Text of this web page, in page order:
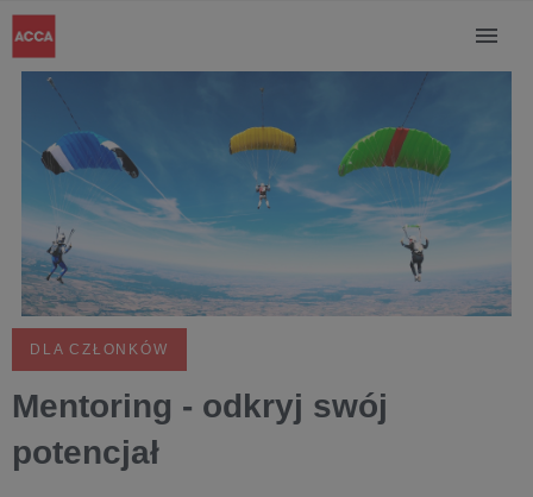
DLA CZŁONKÓW
Mentoring - odkryj swój
potencjał